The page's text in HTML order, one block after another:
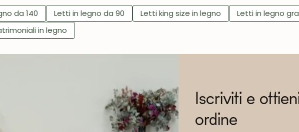
da 140 Letti in legno da 90 Letti king size in legno Letti in legno
in legno
Iscriviti e
ordine